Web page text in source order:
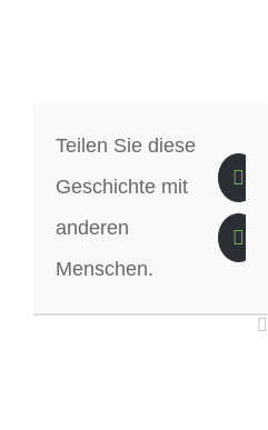
Teilen Sie diese
Geschichte mit
anderen
Menschen.